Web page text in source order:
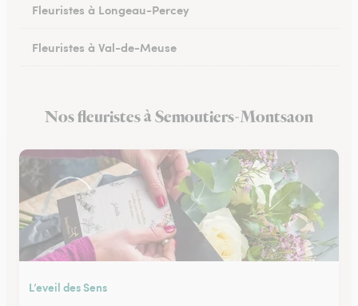
Fleuristes à Longeau-Percey
Fleuristes à Val-de-Meuse
Nos fleuristes à Semoutiers-Montsaon
L’eveil des Sens